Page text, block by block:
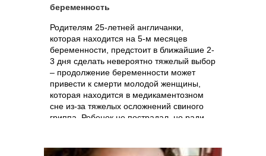
беременность
Родителям 25-летней англичанки,
которая находится на 5-м месяцев
беременности, предстоит в ближайшие 2-
3 дня сделать невероятно тяжелый выбор
– продолжение беременности может
привести к смерти молодой женщины,
которая находится в медикаментозном
сне из-за тяжелых осложнений свиного
гриппа. Ребенок не пострадал, но ради